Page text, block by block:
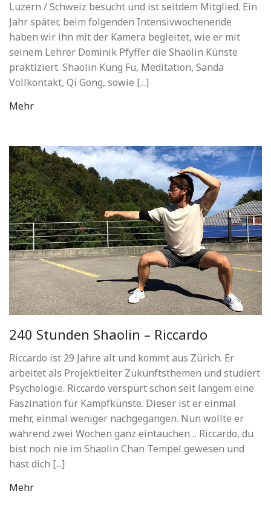
Luzern / Schweiz besucht und ist seitdem Mitglied. Ein
Jahr später, beim folgenden Intensivwochenende
haben wir ihn mit der Kamera begleitet, wie er mit
seinem Lehrer Dominik Pfyffer die Shaolin Künste
praktiziert. Shaolin Kung Fu, Meditation, Sanda
Vollkontakt, Qi Gong, sowie [...]
Mehr
240 Stunden Shaolin – Riccardo
Riccardo ist 29 Jahre alt und kommt aus Zürich. Er
arbeitet als Projektleiter Zukunftsthemen und studiert
Psychologie. Riccardo verspürt schon seit langem eine
Faszination für Kampfkünste. Dieser ist er einmal
mehr, einmal weniger nachgegangen. Nun wollte er
während zwei Wochen ganz eintauchen… Riccardo, du
bist noch nie im Shaolin Chan Tempel gewesen und
hast dich [...]
Mehr